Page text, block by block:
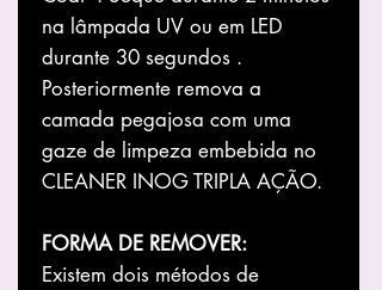
na lâmpada UV ou em LED
durante 30 segundos .
Posteriormente remova a
camada pegajosa com uma
gaze de limpeza embebida no
CLEANER INOG TRIPLA AÇÃO.
FORMA DE REMOVER:
Existem dois métodos de